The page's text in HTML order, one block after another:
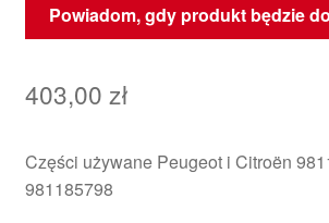
Powiadom, gdy produkt będzie
403,00 zł
Części używane Peugeot i Citroën
981185798